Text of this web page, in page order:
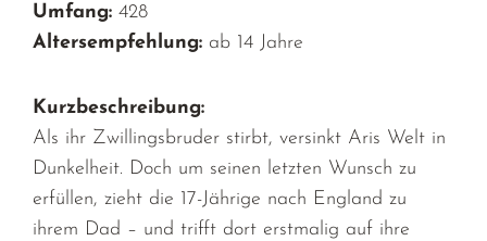
Umfang: 428
Altersempfehlung: ab 14 Jahre
Kurzbeschreibung:
Als ihr Zwillingsbruder stirbt, versinkt Aris Welt in
Dunkelheit. Doch um seinen letzten Wunsch zu
erfüllen, zieht die 17-Jährige nach England zu
ihrem Dad – und trifft dort erstmalig auf ihre